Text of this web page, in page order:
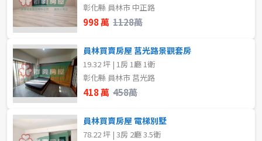
樓層
不拘
1樓
2樓
4樓
11~20樓 21樓以上
格局
不拘
2房
租金(元)
彰化縣 員林市 中正路
998 萬 1128萬
員林買賣房屋 莒光路景觀套房
19.32 坪 | 1房 1廳 1衛
彰化縣 員林市 莒光路
418 萬 458萬
員林買賣房屋 電梯別墅
78.22 坪 | 3房 2廳 3.5衛